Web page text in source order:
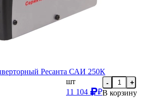
Ресанта САИ 250К
шт
11 104
₽
- +
В корзину